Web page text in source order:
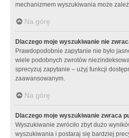
mechanizmem wyszukiwania może
Na górę
Dlaczego moje wyszukiwanie nie
Prawdopodobnie zapytanie nie było
wiele podobnych zwrotów
sprecyzuj zapytanie – użyj funkcji
zaawansowanym.
Na górę
Dlaczego moje wyszukiwanie zwraca
Wyszukiwanie zwróciło zbyt dużo
wyszukiwania i postaraj się bardziej